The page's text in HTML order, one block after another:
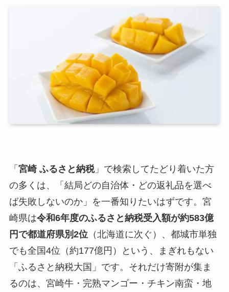
「 宮崎 ふるさと納税」で検索してたどり着いた方
の多くは、「結局どの自治体・どの返礼品を選べ
ば失敗しないのか」を一番知りたいはずです。宮
崎県は令和6年度のふるさと納税受入額が約583億
円で都道府県別2位（北海道に次ぐ）、都城市単独
でも全国4位（約177億円）という、まぎれもない
「ふるさと納税大国」です。それだけ寄附が集ま
るのは、宮崎牛・完熟マンゴー・チキン南蛮・地